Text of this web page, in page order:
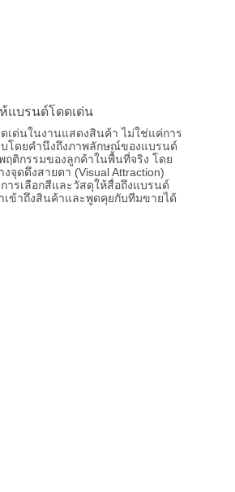
แบรนด์โดดเด่น
เด่นในงานแสดงสินค้า ไม่ใช่แค่การ
โดยคำนึงถึงภาพลักษณ์ของแบรนด์
ติกรรมของลูกค้าในพื้นที่จริง โดย
จุดดึงสายตา (Visual Attraction)
ารเลือกสีและวัสดุให้สื่อถึงแบรนด์
เข้าถึงสินค้าและพูดคุยกับทีมขายได้